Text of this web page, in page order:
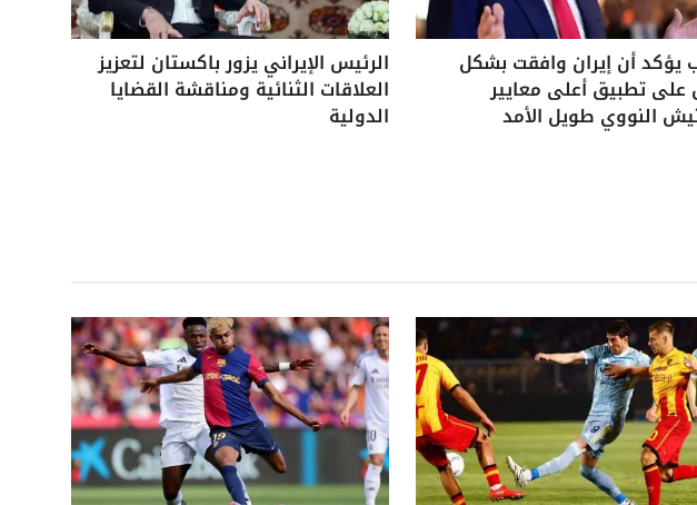
يؤكد أن إيران وافقت بشكل
على تطبيق أعلى معايير
النووي طويل الأمد
الرئيس الإيراني يزور باكستان لتعزيز
العلاقات الثنائية ومناقشة القضايا
الدولية